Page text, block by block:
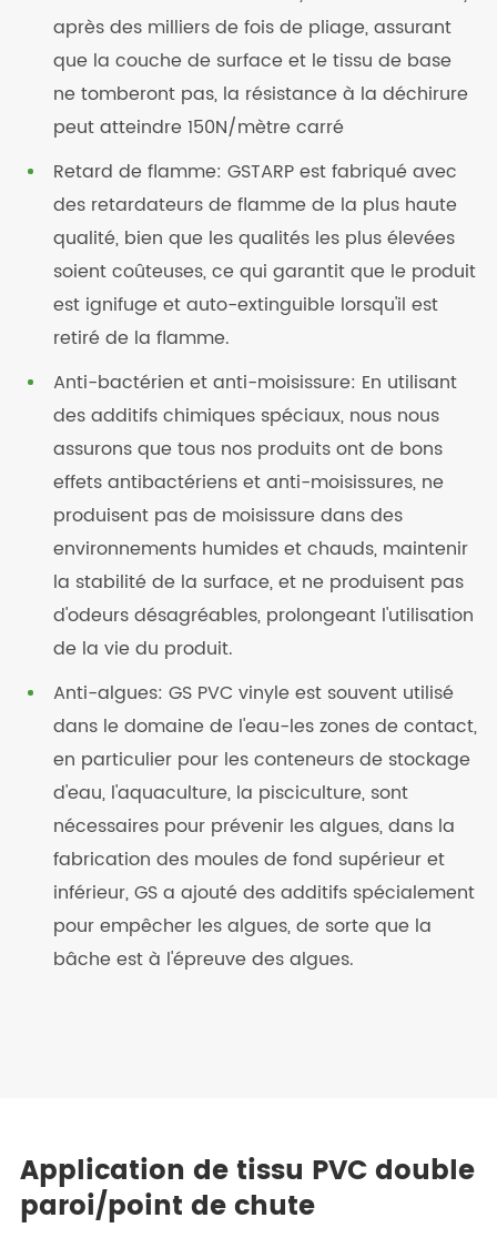
après des milliers de fois de pliage, assurant
que la couche de surface et le tissu de base
ne tomberont pas, la résistance à la déchirure
peut atteindre 150N/mètre carré
Retard de flamme: GSTARP est fabriqué avec
des retardateurs de flamme de la plus haute
qualité, bien que les qualités les plus élevées
soient coûteuses, ce qui garantit que le produit
est ignifuge et auto-extinguible lorsqu'il est
retiré de la flamme.
Anti-bactérien et anti-moisissure: En utilisant
des additifs chimiques spéciaux, nous nous
assurons que tous nos produits ont de bons
effets antibactériens et anti-moisissures, ne
produisent pas de moisissure dans des
environnements humides et chauds, maintenir
la stabilité de la surface, et ne produisent pas
d'odeurs désagréables, prolongeant l'utilisation
de la vie du produit.
Anti-algues: GS PVC vinyle est souvent utilisé
dans le domaine de l'eau-les zones de contact,
en particulier pour les conteneurs de stockage
d'eau, l'aquaculture, la pisciculture, sont
nécessaires pour prévenir les algues, dans la
fabrication des moules de fond supérieur et
inférieur, GS a ajouté des additifs spécialement
pour empêcher les algues, de sorte que la
bâche est à l'épreuve des algues.
Application de tissu PVC double
paroi/point de chute